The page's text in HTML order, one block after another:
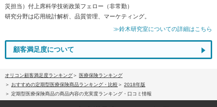
災担当）付上席科学技術政策フェロー（非常勤）
研究分野は応用統計解析、品質管理、マーケティング。
≫鈴木研究室についての詳細はこちら
顧客満足度について
オリコン顧客満足度ランキング
医療保険ランキング
おすすめの定期型医療保険商品ランキング・比較
2018年版
定期型医療保険商品の商品内容の充実度ランキング・口コミ情報